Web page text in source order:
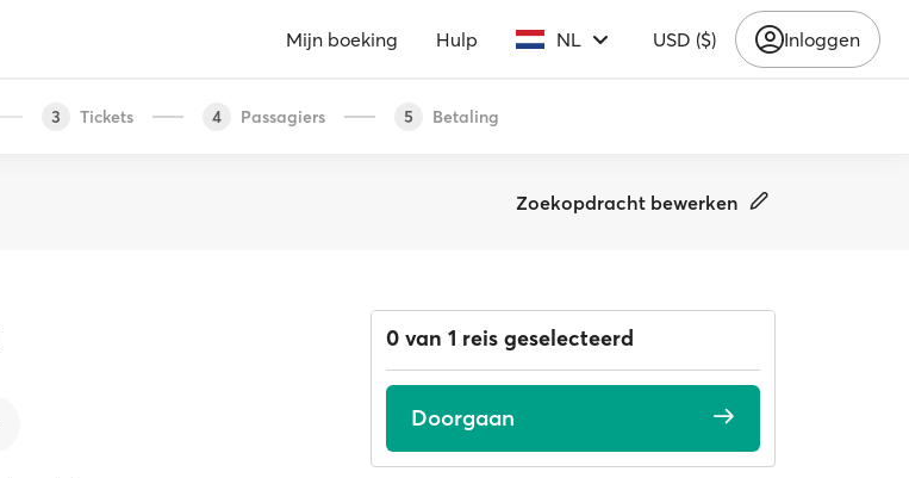
Mijn boeking Hulp NL USD ($) Inloggen
3 Tickets 4 Passagiers 5 Betaling
Zoekopdracht bewerken
0 van 1 reis geselecteerd
Doorgaan